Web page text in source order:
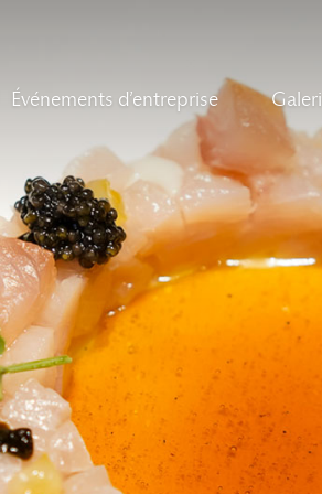
Événements d’entreprise